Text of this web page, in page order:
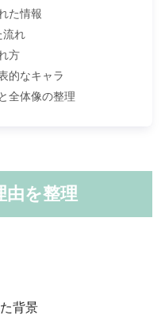
た情報
流れ
方
的なキャラ
全体像の整理
由を整理
背景